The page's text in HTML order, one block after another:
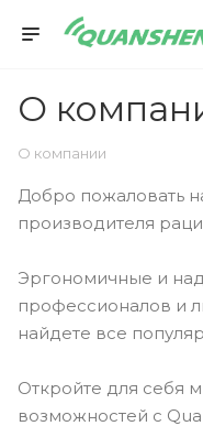
О
О компании
Добро пожаловать
производителя
Эргономичные и
профессионалов и
найдете все
Откройте для себя
возможностей с